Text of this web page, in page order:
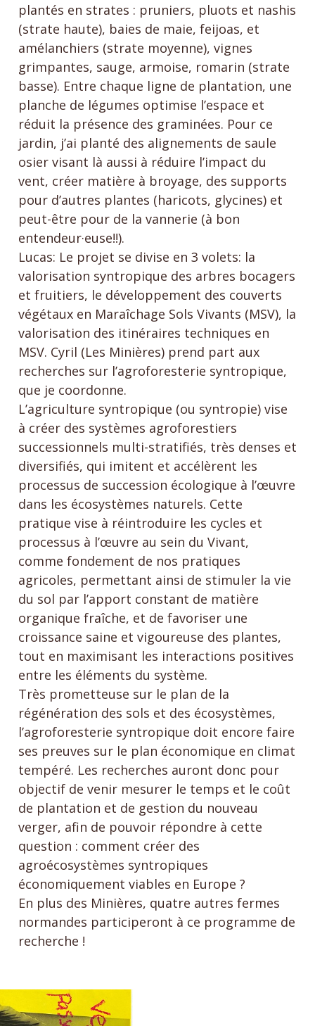
plantés en strates : pruniers, pluots et nashis
(strate haute), baies de maie, feijoas, et
amélanchiers (strate moyenne), vignes
grimpantes, sauge, armoise, romarin (strate
basse). Entre chaque ligne de plantation, une
planche de légumes optimise l’espace et
réduit la présence des graminées. Pour ce
jardin, j’ai planté des alignements de saule
osier visant là aussi à réduire l’impact du
vent, créer matière à broyage, des supports
pour d’autres plantes (haricots, glycines) et
peut-être pour de la vannerie (à bon
entendeur·euse!!).
Lucas: Le projet se divise en 3 volets: la
valorisation syntropique des arbres bocagers
et fruitiers, le développement des couverts
végétaux en Maraîchage Sols Vivants (MSV), la
valorisation des itinéraires techniques en
MSV. Cyril (Les Minières) prend part aux
recherches sur l’agroforesterie syntropique,
que je coordonne.
L’agriculture syntropique (ou syntropie) vise
à créer des systèmes agroforestiers
successionnels multi-stratifiés, très denses et
diversifiés, qui imitent et accélèrent les
processus de succession écologique à l’œuvre
dans les écosystèmes naturels. Cette
pratique vise à réintroduire les cycles et
processus à l’œuvre au sein du Vivant,
comme fondement de nos pratiques
agricoles, permettant ainsi de stimuler la vie
du sol par l’apport constant de matière
organique fraîche, et de favoriser une
croissance saine et vigoureuse des plantes,
tout en maximisant les interactions positives
entre les éléments du système.
Très prometteuse sur le plan de la
régénération des sols et des écosystèmes,
l’agroforesterie syntropique doit encore faire
ses preuves sur le plan économique en climat
tempéré. Les recherches auront donc pour
objectif de venir mesurer le temps et le coût
de plantation et de gestion du nouveau
verger, afin de pouvoir répondre à cette
question : comment créer des
agroécosystèmes syntropiques
économiquement viables en Europe ?
En plus des Minières, quatre autres fermes
normandes participeront à ce programme de
recherche !